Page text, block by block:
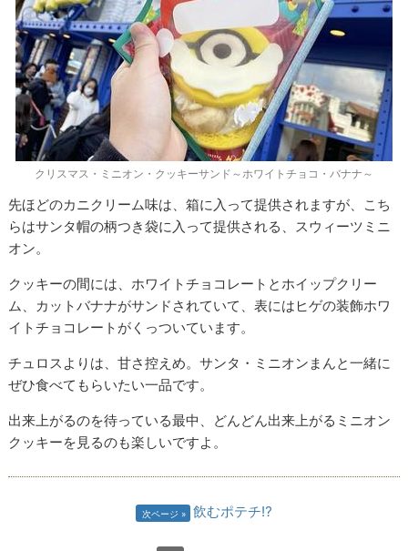
クリスマス・ミニオン・クッキーサンド～ホワイトチョコ・バナナ～
先ほどのカニクリーム味は、箱に入って提供されますが、こち
らはサンタ帽の柄つき袋に入って提供される、スウィーツミニ
オン。
クッキーの間には、ホワイトチョコレートとホイップクリー
ム、カットバナナがサンドされていて、表にはヒゲの装飾ホワ
イトチョコレートがくっついています。
チュロスよりは、甘さ控えめ。サンタ・ミニオンまんと一緒に
ぜひ食べてもらいたい一品です。
出来上がるのを待っている最中、どんどん出来上がるミニオン
クッキーを見るのも楽しいですよ。
次ページ 飲むポテチ⁉